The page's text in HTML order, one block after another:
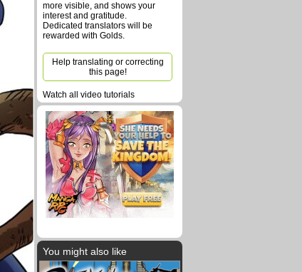
more visible, and shows your
interest and gratitude.
Dedicated translators will be
rewarded with Golds.
Help translating or correcting
this page!
Watch all video tutorials
You might also like